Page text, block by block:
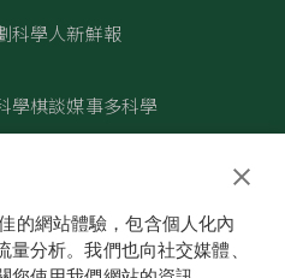
科學人新鮮報
學棋談媒事多科學
的網站體驗，包含個人化內
分析。我們也向社交媒體、